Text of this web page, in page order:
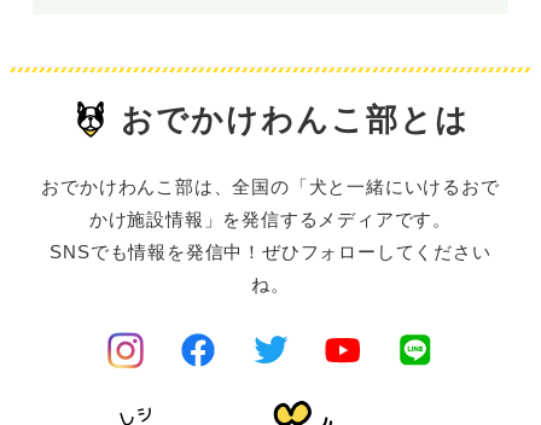
おでかけわんこ部とは
おでかけわんこ部は、全国の「犬と一緒にいけるおで
かけ施設情報」を発信するメディアです。
SNSでも情報を発信中！ぜひフォローしてください
ね。